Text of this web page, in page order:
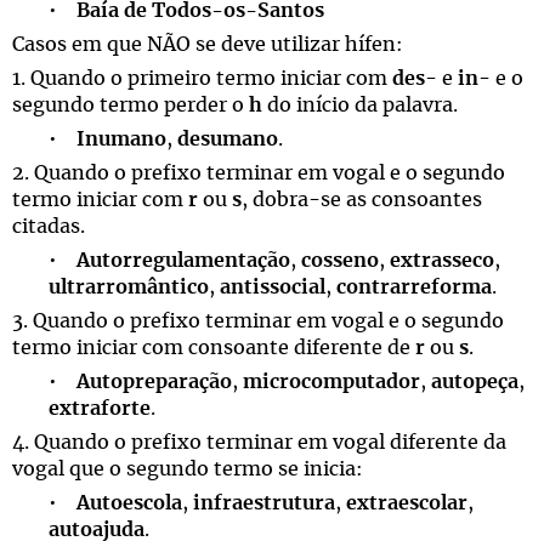
• Baía de Todos-os-Santos
Casos em que NÃO se deve utilizar hífen:
1. Quando o primeiro termo iniciar com des- e in- e o
segundo termo perder o h do início da palavra.
• Inumano, desumano.
2. Quando o prefixo terminar em vogal e o segundo
termo iniciar com r ou s, dobra-se as consoantes
citadas.
• Autorregulamentação, cosseno, extrasseco,
ultrarromântico, antissocial , contrarreforma.
3. Quando o prefixo terminar em vogal e o segundo
termo iniciar com consoante diferente de r ou s.
• Autopreparação, microcomputador, autopeça,
extraforte.
4. Quando o prefixo terminar em vogal diferente da
vogal que o segundo termo se inicia:
• Autoescola, infraestrutura, extraescolar,
autoajuda.